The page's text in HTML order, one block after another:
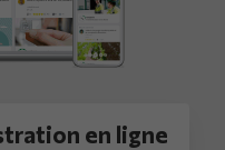
en ligne